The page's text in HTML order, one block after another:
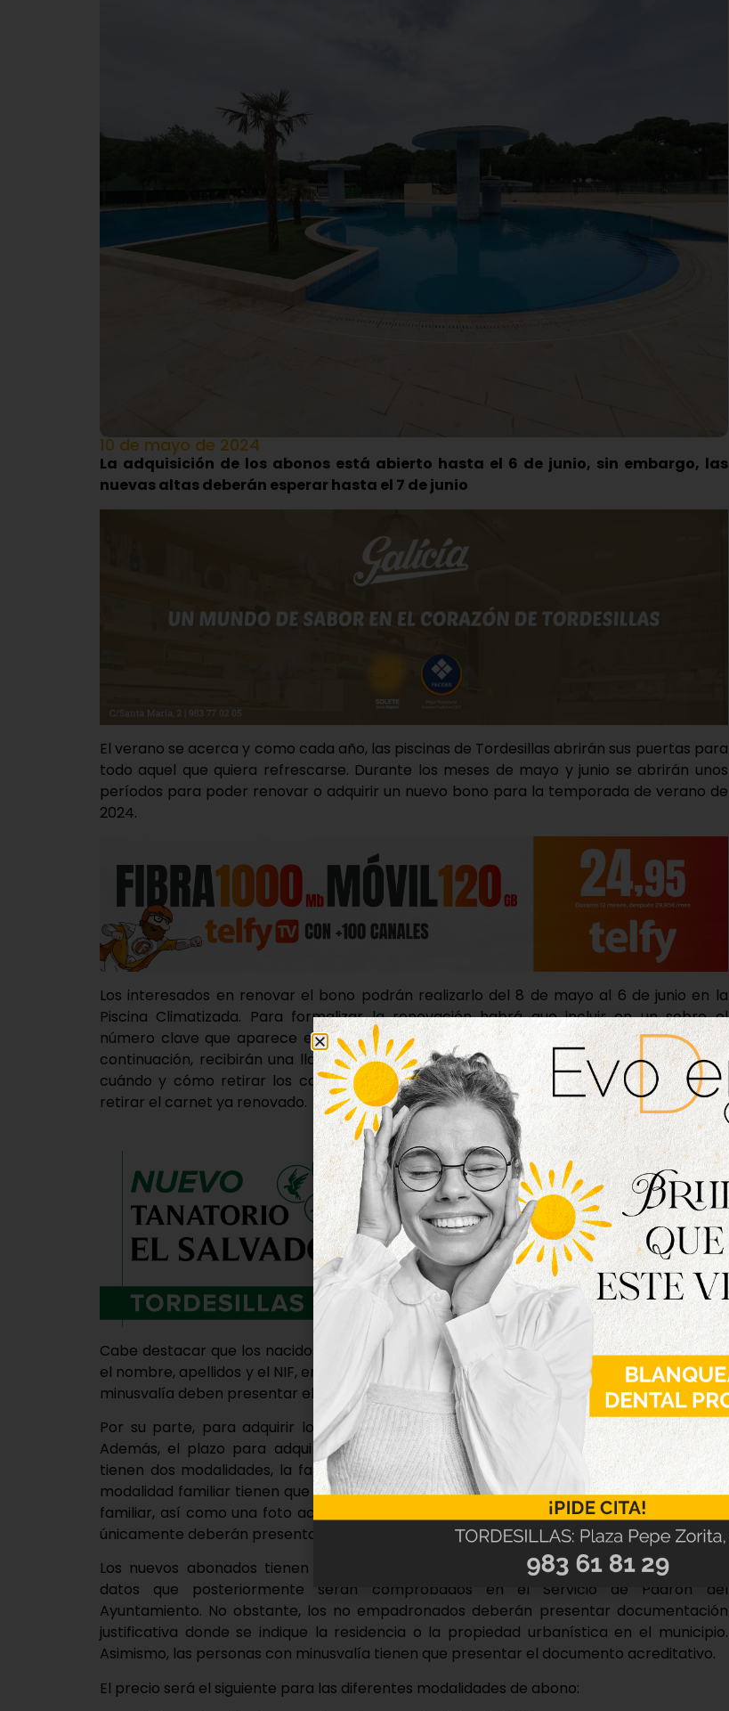
10 de mayo de 2024
La adquisición de los abonos está abierto hasta el 6 de junio, sin embargo, las
nuevas altas deberán esperar hasta el 7 de junio
El verano se acerca y como cada año, las piscinas de Tordesillas abrirán sus puertas para
todo aquel que quiera refrescarse. Durante los meses de mayo y junio se abrirán unos
períodos para poder renovar o adquirir un nuevo bono para la temporada de verano de
2024.
Los interesados en renovar el bono podrán realizarlo del 8 de mayo al 6 de junio en la
Piscina Climatizada. Para formalizar la renovación habrá que incluir en un sobre el
número clave que aparece en el carnet del año pasado y un teléfono de contacto. A
continuación, recibirán una llamada al teléfono indicado, donde se les informará sobre
cuándo y cómo retirar los carnets ya renovados. El pago del carnet se oficializará al
retirar el carnet ya renovado.
Cabe destacar que los nacidos en el año 2021 deberán incluir en el sobre una fotografía,
el nombre, apellidos y el NIF, en caso de tenerlo. Asimismo, las personas con algún tipo de
minusvalía deben presentar el documento acreditativo de la misma.
Por su parte, para adquirir los nuevos abonos habrá que esperar hasta el 7 de junio.
Además, el plazo para adquirirlos estará abierto hasta el día 30. Los nuevos abonos
tienen dos modalidades, la familiar y la individual. Aquellos que estén interesados en la
modalidad familiar tienen que presentar la fotocopia del libro de familia y el DNI de cada
familiar, así como una foto actualizada. Por su parte, los que quieran el abono individual
únicamente deberán presentar una fotocopia del DNI y una foto actualizada.
Los nuevos abonados tienen que indicar si están empadronados en Tordesillas, unos
datos que posteriormente serán comprobados en el Servicio de Padrón del
Ayuntamiento. No obstante, los no empadronados deberán presentar documentación
justificativa donde se indique la residencia o la propiedad urbanística en el municipio.
Asimismo, las personas con minusvalía tienen que presentar el documento acreditativo.
El precio será el siguiente para las diferentes modalidades de abono: